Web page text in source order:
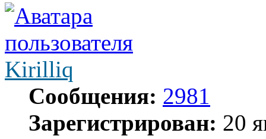
Kirilliq
Сообщения: 2981
Зарегистрирован: 20